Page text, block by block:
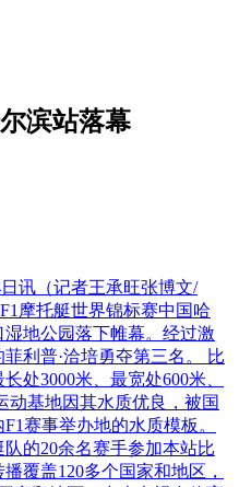
滨站落幕
讯（记者王承旺张博文/
摩托艇世界锦标赛中国哈
地公园落下帷幕。经过激
利普·洽培勇夺第三名。 比
处3000米、最宽处600米、
动基地因其水质优良，被国
赛事举办地的水质模板。
的20余名赛手参加本站比
覆盖120多个国家和地区，